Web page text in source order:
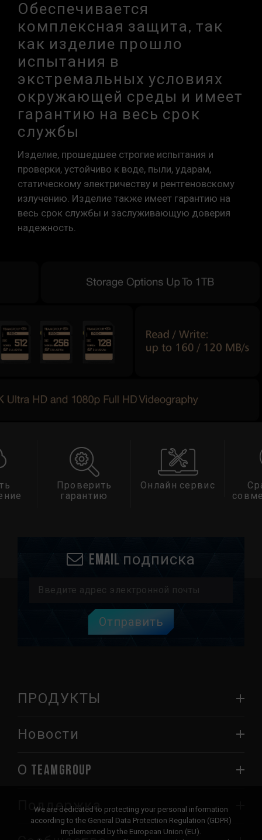
Обеспечивается
комплексная защита, так
как изделие прошло
испытания в
экстремальных условиях
окружающей среды и имеет
гарантию на весь срок
службы
Изделие, прошедшее строгие испытания и
проверки, устойчиво к воде, пыли, ударам,
статическому электричеству и рентгеновскому
излучению. Изделие также имеет гарантию на
весь срок службы и заслуживающую доверия
надежность.
Проверить
гарантию
Онлайн сервис
Email подписка
Отправить
ПРОДУКТЫ
Новости
О TEAMGROUP
Поддержка
We are dedicated to protecting your personal information
according to the General Data Protection Regulation (GDPR)
implemented by the European Union (EU).